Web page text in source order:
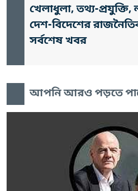
খেলাধুলা, তথ্য-প্রযুক্তি,
দেশ-বিদেশের
সর্বশেষ খবর
আপনি আরও পড়তে